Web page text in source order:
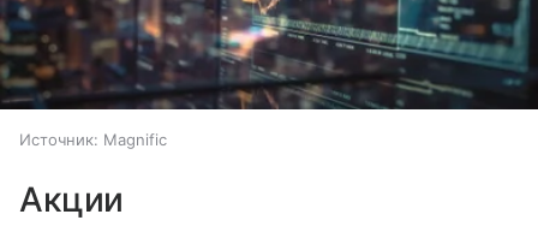
Источник: Magnific
Акции